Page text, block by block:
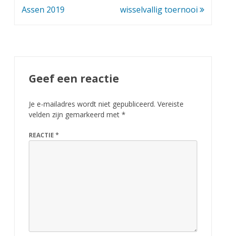
Assen 2019
wisselvallig toernooi
Geef een reactie
Je e-mailadres wordt niet gepubliceerd. Vereiste
velden zijn gemarkeerd met *
REACTIE *